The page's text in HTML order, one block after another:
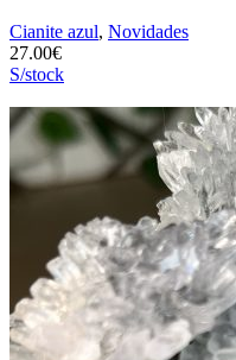
Cianite azul, Novidades
27.00€
S/stock